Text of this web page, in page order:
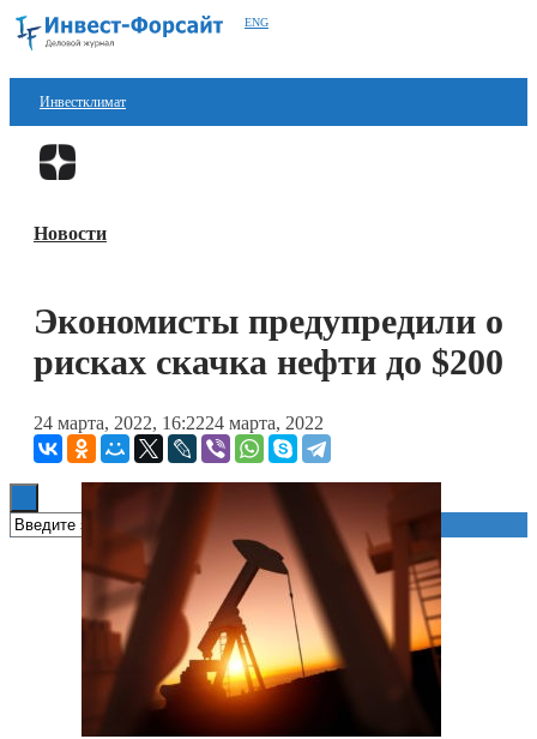
ENG
Инвестклимат
Финансы
Блокчейн
Книги
Новости
Экономисты предупредили о
рисках скачка нефти до $200
24 марта, 2022, 16:2224 марта, 2022